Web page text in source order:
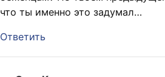
что ты именно это задумал…
Ответить